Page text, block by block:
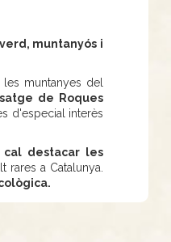
muntanyós i
muntanyes del
de Roques
d'especial interès
cal destacar les
rares a Catalunya.